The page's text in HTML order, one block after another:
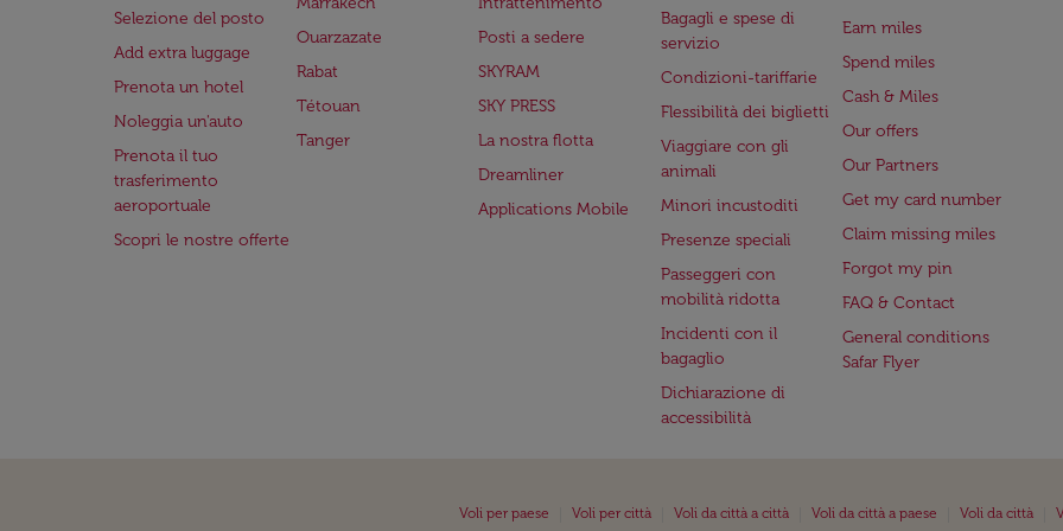
Selezione del posto
Add extra luggage
Prenota un hotel
Noleggia un'auto
Prenota il tuo
trasferimento
aeroportuale
Scopri le nostre offerte
Ouarzazate
Rabat
Tétouan
Tanger
Posti a sedere
SKYRAM
SKY PRESS
La nostra flotta
Dreamliner
Applications Mobile
Bagagli e spese di
servizio
Condizioni-tariffarie
Flessibilità dei biglietti
Viaggiare con gli
animali
Minori incustoditi
Presenze speciali
Passeggeri con
mobilità ridotta
Incidenti con il
bagaglio
Dichiarazione di
accessibilità
Earn miles
Spend miles
Cash & Miles
Our offers
Our Partners
Get my card number
Claim missing miles
Forgot my pin
FAQ & Contact
General conditions
Safar Flyer
Voli per paese Voli per città Voli da città a città Voli da città a paese Voli da città